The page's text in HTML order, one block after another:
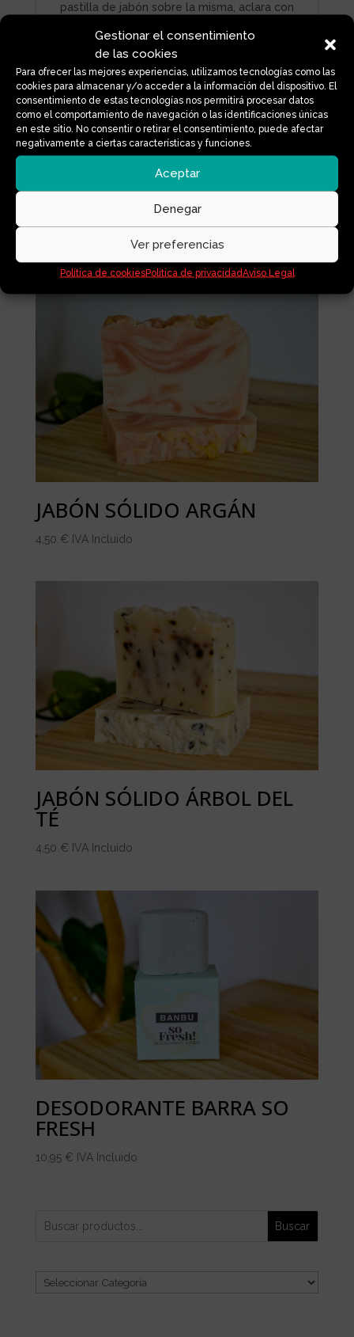
Gestionar el consentimiento
de las cookies
Para ofrecer las mejores experiencias, utilizamos tecnologías como las
cookies para almacenar y/o acceder a la información del dispositivo. El
consentimiento de estas tecnologías nos permitirá procesar datos
como el comportamiento de navegación o las identificaciones únicas
en este sitio. No consentir o retirar el consentimiento, puede afectar
negativamente a ciertas características y funciones.
Aceptar
Denegar
Ver preferencias
Política de cookiesPolítica de privacidadAviso Legal
pastilla de jabón sobre la misma, aclara con
la esponja hasta conseguir la espuma
deseada y luego pasar la esponja por el
cuerpo.
¡Recuerda! no dejar el jabón en el agua o
cerca del mismo. Lo ideal es dejar la
pastilla en una jabonera drenante de
piedra, madera u otro material permeable.
Consérvalo en un lugar fresco y seco,
protegiéndolo de focos de luz.
Productos relacionados
JABÓN SÓLIDO ARGÁN
4,50 € IVA Incluido
JABÓN SÓLIDO ÁRBOL DEL
TÉ
4,50 € IVA Incluido
DESODORANTE BARRA SO
FRESH
10,95 € IVA Incluido
Buscar
Categorías
del